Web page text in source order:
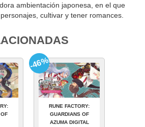
ambientación japonesa, en el que
cultivar y tener romances.
RUNE FACTORY:
GUARDIANS OF
AZUMA DIGITAL
-46%